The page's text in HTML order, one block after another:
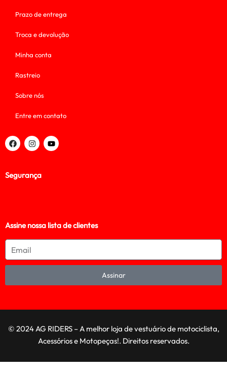
Prazo de entrega
Troca e devolução
Minha conta
Rastreio
Sobre nós
Entre em contato
Segurança
Assine nossa lista de clientes
Assinar
© 2024 AG RIDERS – A melhor loja de vestuário de motociclista,
Acessórios e Motopeças!. Direitos reservados.